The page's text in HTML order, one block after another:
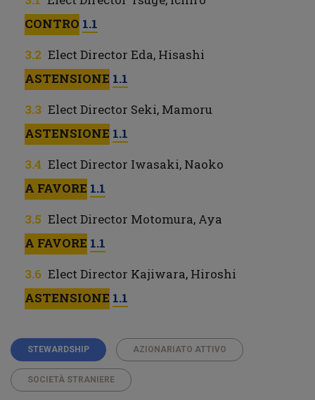
CONTRO 1.1
Elect Director Eda, Hisashi
ASTENSIONE 1.1
Elect Director Seki, Mamoru
ASTENSIONE 1.1
Elect Director Iwasaki, Naoko
A FAVORE 1.1
Elect Director Motomura, Aya
A FAVORE 1.1
Elect Director Kajiwara, Hiroshi
ASTENSIONE 1.1
STEWARDSHIP AZIONARIATO ATTIVO
SOCIETÀ STRANIERE